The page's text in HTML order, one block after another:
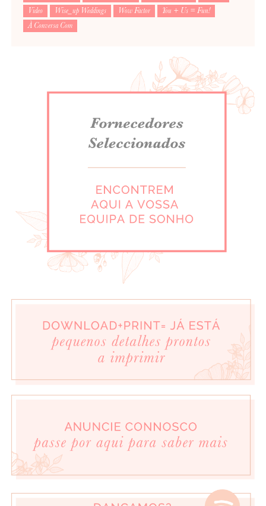
Video
Wise_up Weddings Wow Factor
You + Us = Fun!
À Conversa Com